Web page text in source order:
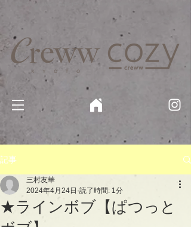
京都・四条 烏丸の美容室・美容院【Creww KYOTO (クルー)】【cozy creww(コージークルー)】 京都市 ヘ
記事
★ラインボブ【ぱつっと
三村友華
2024年4月24日 読了時間: 1分